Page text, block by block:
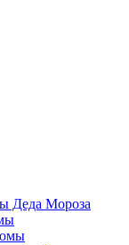
Деда Мороза